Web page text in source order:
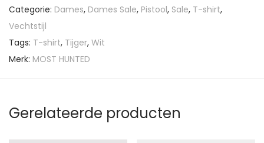
Categorie: Dames, Dames Sale, Pistool, Sale, T-shirt,
Vechtstijl
Tags: T-shirt, Tijger, Wit
Merk: MOST HUNTED
Gerelateerde producten